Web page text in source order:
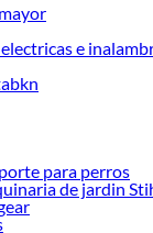
e
para perros
de jardin